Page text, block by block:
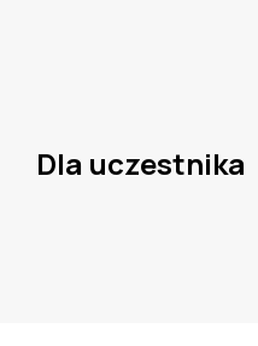
Dla uczestnika